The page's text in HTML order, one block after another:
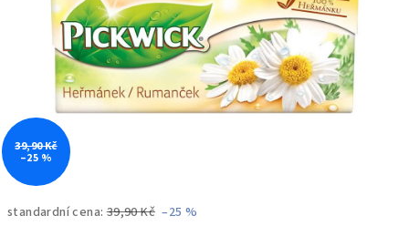
standardní cena: 39,90 Kč –25 %
39,90 Kč
–25 %